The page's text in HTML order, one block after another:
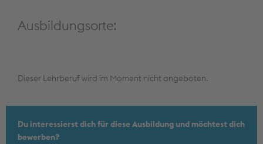
Ausbildungsorte:
Dieser Lehrberuf wird im Moment nicht angeboten.
Du interessierst dich für diese Ausbildung und möchtest dich
bewerben?